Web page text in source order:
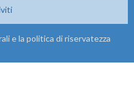
e la politica di riservatezza